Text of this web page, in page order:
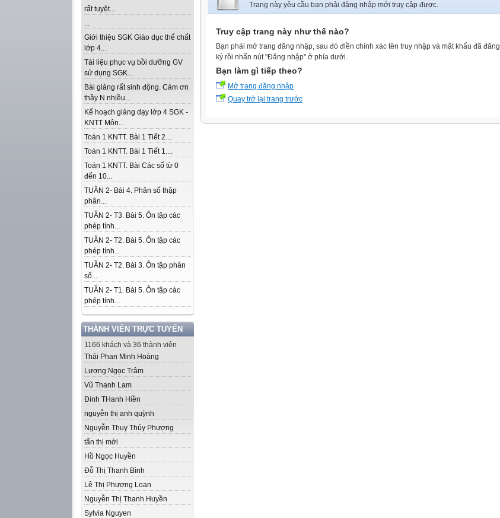
rất tuyệt...
...
Giới thiệu SGK Giáo dục thể chất
lớp 4...
Tài liệu phục vụ bồi dưỡng GV
sử dụng SGK...
Bài giảng rất sinh động. Cảm ơn
thầy N nhiều...
Kế hoạch giảng dạy lớp 4 SGK -
KNTT Môn...
Toán 1 KNTT. Bài 1 Tiết 2....
Toán 1 KNTT. Bài 1 Tiết 1....
Toán 1 KNTT. Bài Các số từ 0
đến 10...
TUẦN 2- Bài 4. Phân số thập
phân...
TUẦN 2- T3. Bài 5. Ôn tập các
phép tính...
TUẦN 2- T2. Bài 5. Ôn tập các
phép tính...
TUẦN 2- T2. Bài 3. Ôn tập phân
số...
TUẦN 2- T1. Bài 5. Ôn tập các
phép tính...
THÀNH VIÊN TRỰC TUYẾN
1166 khách và 36 thành viên
Thái Phan Minh Hoàng
Lương Ngọc Trâm
Vũ Thanh Lam
Đinh THanh Hiền
nguyễn thị anh quỳnh
Nguyễn Thụy Thúy Phượng
tẩn thị mới
Hồ Ngọc Huyền
Đỗ Thị Thanh Bình
Lê Thị Phượng Loan
Nguyễn Thị Thanh Huyền
Sylvia Nguyen
Trang này yêu cầu bạn phải đăng nhập mới truy cập được.
Truy cập trang này như thế nào?
Bạn phải mở trang đăng nhập, sau đó điền chính xác tên truy nhập và mật khẩu đã đăng
ký rồi nhấn nút "Đăng nhập" ở phía dưới.
Bạn làm gì tiếp theo?
Mở trang đăng nhập
Quay trở lại trang trước